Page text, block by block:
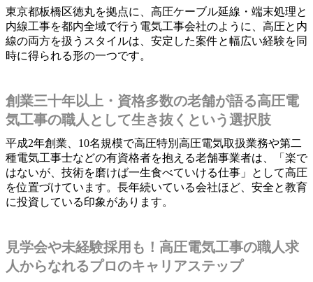
東京都板橋区徳丸を拠点に、高圧ケーブル延線・端末処理と
内線工事を都内全域で行う電気工事会社のように、高圧と内
線の両方を扱うスタイルは、安定した案件と幅広い経験を同
時に得られる形の一つです。
創業三十年以上・資格多数の老舗が語る高圧電
気工事の職人として生き抜くという選択肢
平成2年創業、10名規模で高圧特別高圧電気取扱業務や第二
種電気工事士などの有資格者を抱える老舗事業者は、「楽で
はないが、技術を磨けば一生食べていける仕事」として高圧
を位置づけています。長年続いている会社ほど、安全と教育
に投資している印象があります。
見学会や未経験採用も！高圧電気工事の職人求
人からなれるプロのキャリアステップ